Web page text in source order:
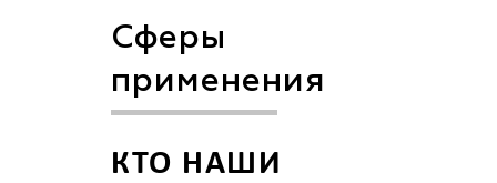
Сферы
применения
КТО НАШИ